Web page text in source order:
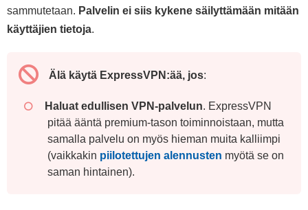
sammutetaan. Palvelin ei siis kykene säilyttämään mitään
käyttäjien tietoja.
Älä käytä ExpressVPN:ää, jos:
Haluat edullisen VPN-palvelun. ExpressVPN
pitää ääntä premium-tason toiminnoistaan, mutta
samalla palvelu on myös hieman muita kalliimpi
(vaikkakin piilotettujen alennusten myötä se on
saman hintainen).